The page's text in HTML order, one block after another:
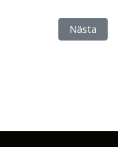
på Solvalla!Nästa
Nästa